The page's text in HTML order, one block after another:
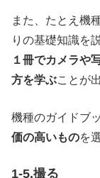
また、たとえ機
りの基礎知識を
１冊でカメラや
方を学ぶことが
機種のガイドブ
価の高いものを
1-5.撮る